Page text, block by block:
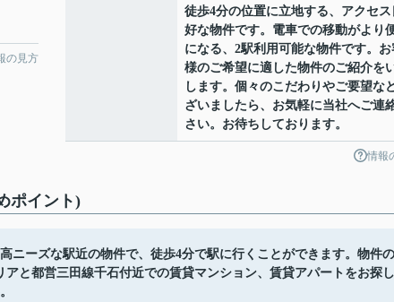
の見方
徒歩4分の位置に立地する、アクセス
好な物件です。電車での移動がより
になる、2駅利用可能な物件です。お
様のご希望に適した物件のご紹介を
します。個々のこだわりやご要望な
ざいましたら、お気軽に当社へご連
さい。お待ちしております。
情報
ポイント)
ニーズな駅近の物件で、徒歩4分で駅に行くことができます。物件の
と都営三田線千石付近での賃貸マンション、賃貸アパートをお探し